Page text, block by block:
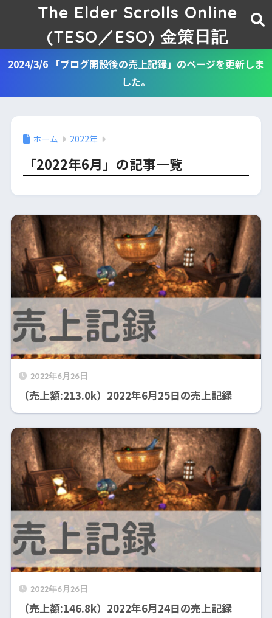
The Elder Scrolls Online
(TESO／ESO) 金策日記
2024/3/6 「ブログ開設後の売上記録」のページを更新しま
した。
ホーム 2022年
「2022年6月」の記事一覧
2022年6月26日
（売上額:213.0k）2022年6月25日の売上記録
2022年6月26日
（売上額:146.8k）2022年6月24日の売上記録